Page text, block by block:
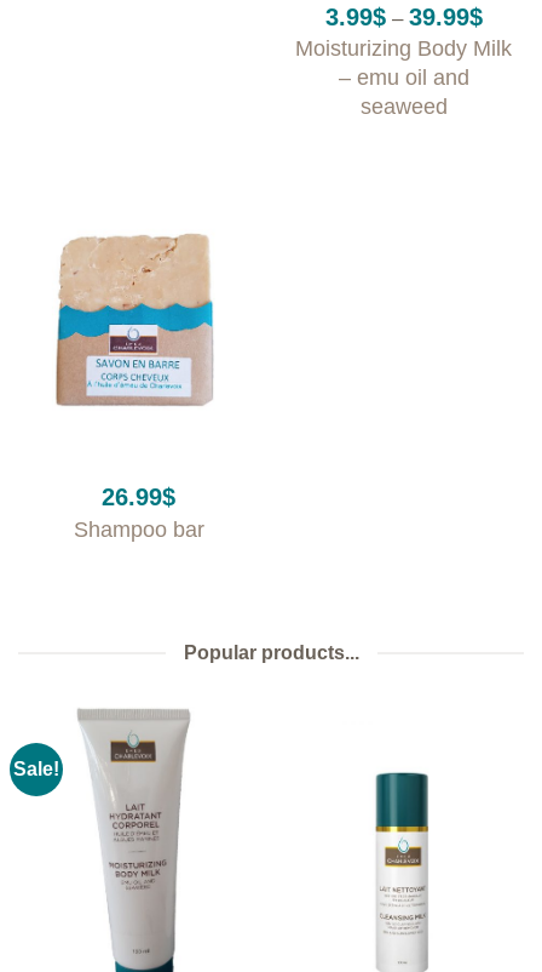
Rated5
out of 5
3.99$ – 39.99$Price
3.99$
Moisturizing Body Milk
– emu oil and
seaweed
26.99$
Shampoo bar
Popular products...
Sale!